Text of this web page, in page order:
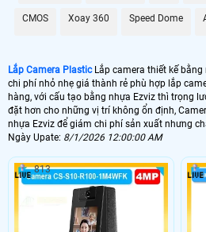
CMOS Xoay 360 Speed Dome
Lắp Camera PlasticLắp camera thiết kế bằng
chi phí nhỏ nhẹ giá thành rẻ phù hợp lắp
hàng, với cấu tạo bằng nhựa Ezviz thì trọng
đặt hơn cho những vị trí không ổn định,
nhựa Ezviz để giám chi phí sản xuất nhưng
Ngày Upate: 8/1/2026 12:00:00 AM
813